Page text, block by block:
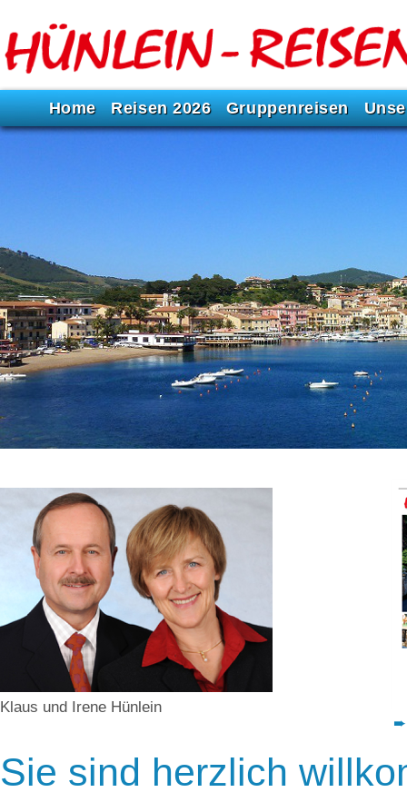
Klaus und Irene Hünlein
➨
Sie sind herzlich
Home Reisen 2026 Gruppenreisen